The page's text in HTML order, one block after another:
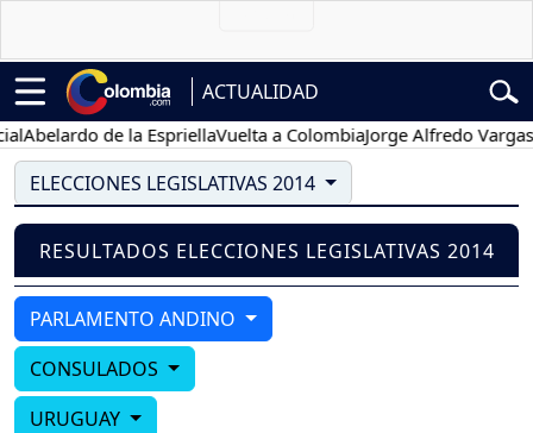
ACTUALIDAD
Abelardo de la EspriellaVuelta a ColombiaJorge Alfredo Vargas
ELECCIONES LEGISLATIVAS 2014
RESULTADOS ELECCIONES LEGISLATIVAS 2014
PARLAMENTO ANDINO
CONSULADOS
URUGUAY